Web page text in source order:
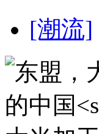
[潮流]